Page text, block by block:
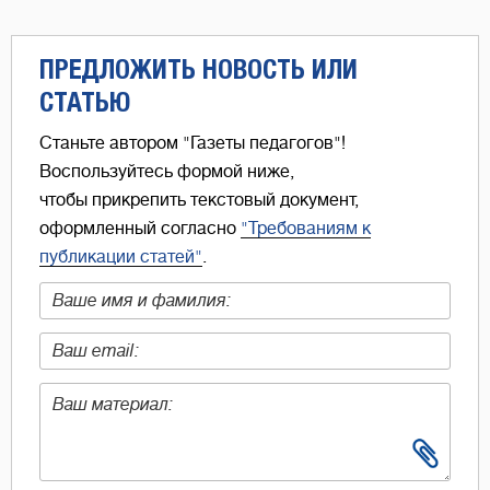
ПРЕДЛОЖИТЬ НОВОСТЬ ИЛИ
СТАТЬЮ
Станьте автором "Газеты педагогов"!
Воспользуйтесь формой ниже,
чтобы прикрепить текстовый документ,
оформленный согласно "Требованиям к
публикации статей".